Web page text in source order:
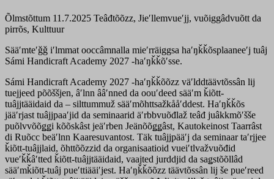
Õlmstõttum 11.7.2025 Teâđtõõzz, Jieʹllemvueʹjj, vuõiggâdvuõtt da
pirrõs, Kulttuur
Sääʹmteʹǧǧ iʹlmmat ooccâmnalla mieʹrräiggsa haʹŋǩǩõsplaaneeʹj tuâj
Sámi Handicraft Academy 2027 -haʹŋǩǩõʹsse.
Sámi Handicraft Academy 2027 -haʹŋǩǩõõzz väʹlddtäävtõssân lij
tuejjeed põõššjen, âʹlnn ââʹnned da oouʹdeed sääʹm ǩiõtt-
tuâjjtääidaid da – silttummuž sääʹmõhttsažkååʹddest. Haʹŋǩǩõs
jääʹrjast tuâjjpaaʹjid da seminaarid äʹrbbvuõđlaž teâđ juâkkmõʹšše
puõlvvõõǥǥi kõõskâst jeäʹrben Jeänõõǥǥâst, Kautokeinost Taarrâst
di Ruõcc beäʹlnn Kaaresuvantost. Täk tuâjjpääʹj da seminaar taʹrjjee
ǩiõtt-tuâjjlaid, õhttõõzzid da organisaatioid vueiʹtlvažvuõđid
vueʹǩǩâʹtted ǩiõtt-tuâjjtääidaid, vaajted jurddjid da saǥstõõllâd
sääʹmǩiõtt-tuâj pueʹttiääiʹjest. Haʹŋǩǩõõzz täävtõssân lij še pueʹreed